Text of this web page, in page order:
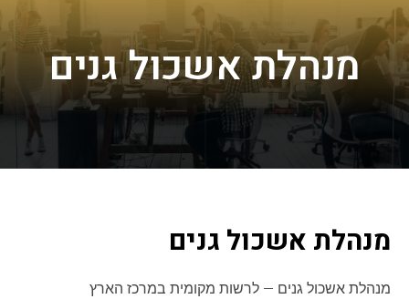
מנהלת אשכול גנים
מנהלת אשכול גנים
מנהלת אשכול גנים – לרשות מקומית במרכז הארץ